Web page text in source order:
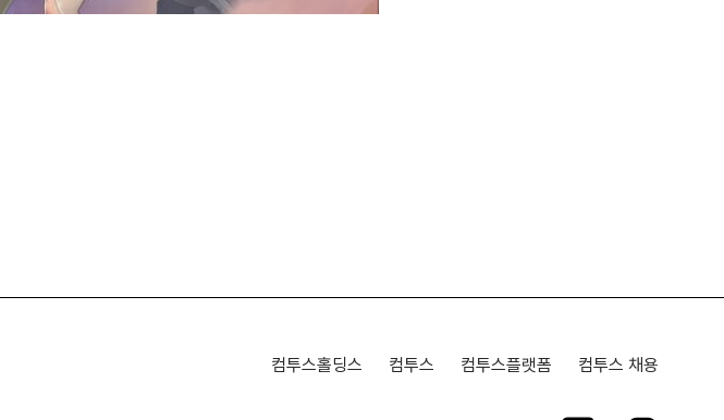
컴투스홀딩스 컴투스 컴투스플랫폼 컴투스 채용